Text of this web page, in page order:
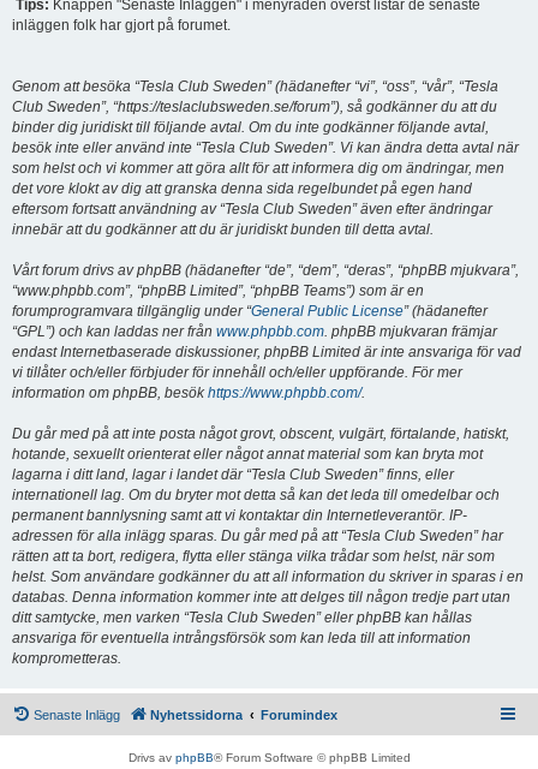
Tips: Knappen "Senaste Inläggen" i menyraden överst listar de senaste
inläggen folk har gjort på forumet.
Genom att besöka “Tesla Club Sweden” (hädanefter “vi”, “oss”, “vår”, “Tesla
Club Sweden”, “https://teslaclubsweden.se/forum”), så godkänner du att du
binder dig juridiskt till följande avtal. Om du inte godkänner följande avtal,
besök inte eller använd inte “Tesla Club Sweden”. Vi kan ändra detta avtal när
som helst och vi kommer att göra allt för att informera dig om ändringar, men
det vore klokt av dig att granska denna sida regelbundet på egen hand
eftersom fortsatt användning av “Tesla Club Sweden” även efter ändringar
innebär att du godkänner att du är juridiskt bunden till detta avtal.
Vårt forum drivs av phpBB (hädanefter “de”, “dem”, “deras”, “phpBB mjukvara”,
“www.phpbb.com”, “phpBB Limited”, “phpBB Teams”) som är en
forumprogramvara tillgänglig under “General Public License” (hädanefter
“GPL”) och kan laddas ner från www.phpbb.com. phpBB mjukvaran främjar
endast Internetbaserade diskussioner, phpBB Limited är inte ansvariga för vad
vi tillåter och/eller förbjuder för innehåll och/eller uppförande. För mer
information om phpBB, besökhttps://www.phpbb.com/.
Du går med på att inte posta något grovt, obscent, vulgärt, förtalande, hatiskt,
hotande, sexuellt orienterat eller något annat material som kan bryta mot
lagarna i ditt land, lagar i landet där “Tesla Club Sweden” finns, eller
internationell lag. Om du bryter mot detta så kan det leda till omedelbar och
permanent bannlysning samt att vi kontaktar din Internetleverantör. IP-
adressen för alla inlägg sparas. Du går med på att “Tesla Club Sweden” har
rätten att ta bort, redigera, flytta eller stänga vilka trådar som helst, när som
helst. Som användare godkänner du att all information du skriver in sparas i en
databas. Denna information kommer inte att delges till någon tredje part utan
ditt samtycke, men varken “Tesla Club Sweden” eller phpBB kan hållas
ansvariga för eventuella intrångsförsök som kan leda till att information
komprometteras.
Senaste Inlägg Nyhetssidorna Forumindex
Drivs av phpBB® Forum Software © phpBB Limited